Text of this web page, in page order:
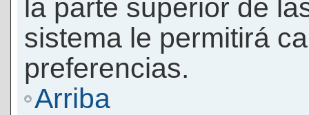
la parte superior de
sistema le permitirá
preferencias.
Arriba